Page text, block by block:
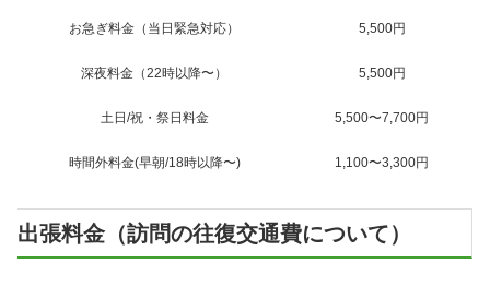
お急ぎ料金（当日緊急対応） 5,500円
深夜料金（22時以降〜） 5,500円
土日/祝・祭日料金 5,500〜7,700円
時間外料金(早朝/18時以降〜) 1,100〜3,300円
出張料金（訪問の往復交通費について）